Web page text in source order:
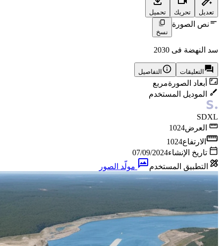
تعديل تحريك تحميل
نص الصورة
نسخ
سد النهضة فى 2030
التعليقات التفاصيل
أبعاد الصورةمربع
الموديل المستخدم
SDXL
العرض1024
الارتفاع1024
تاريخ الإنشاء07/09/2024
التطبيق المستخدم
مولّد الصور